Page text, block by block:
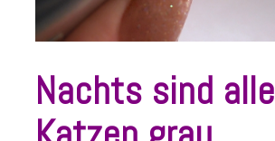
Nachts sind alle